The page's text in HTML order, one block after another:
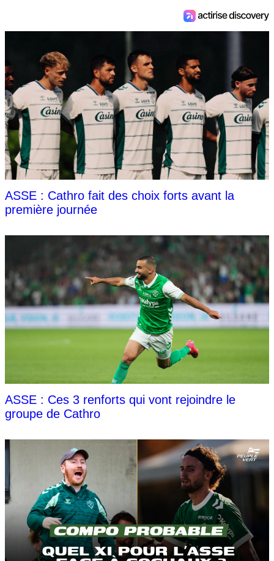
ASSE : Cathro fait des choix forts avant la
première journée
ASSE : Ces 3 renforts qui vont rejoindre le
groupe de Cathro